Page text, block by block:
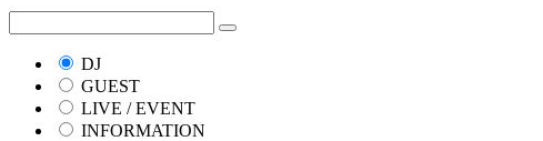
DJ
GUEST
LIVE / EVENT
INFORMATION